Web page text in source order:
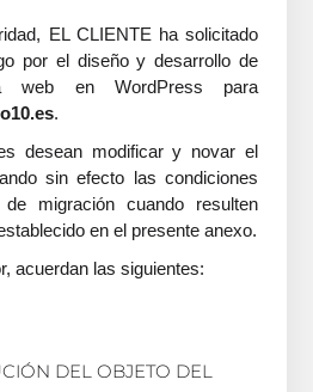
EL CLIENTE ha solicitado
por el diseño y desarrollo de
web en WordPress para
.
desean modificar y novar el
sin efecto las condiciones
migración cuando resulten
en el presente anexo.
acuerdan las siguientes:
DEL OBJETO DEL